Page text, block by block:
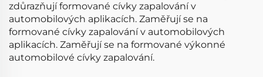
zdůrazňují formované cívky zapalování v
automobilových aplikacích. Zaměřují se na
formované cívky zapalování v automobilových
aplikacích. Zaměřují se na formované výkonné
automobilové cívky zapalování.